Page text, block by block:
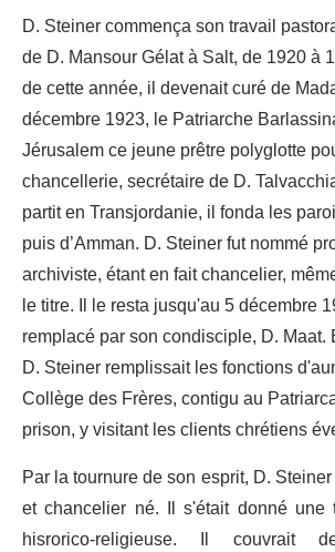
D. Steiner commença son travail
de D. Mansour Gélat à Salt, de 1920 à
de cette année, il devenait curé de
décembre 1923, le Patriarche
Jérusalem ce jeune prêtre polyglotte
chancellerie, secrétaire de D.
partit en Transjordanie, il fonda les
puis d’Amman. D. Steiner fut nommé
archiviste, étant en fait chancelier,
le titre. Il le resta jusqu'au 5 décembre
remplacé par son condisciple, D. Maat.
D. Steiner remplissait les fonctions
Collège des Frères, contigu au
prison, y visitant les clients chrétiens
Par la tournure de son esprit, D.
et chancelier né. Il s'était donné une
hisrorico-religieuse. Il couvrait